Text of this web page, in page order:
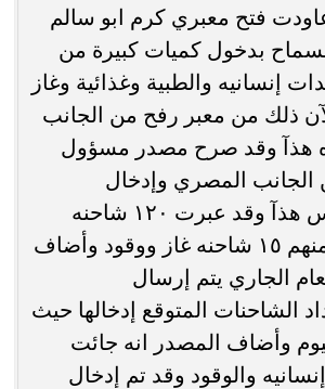
فتح معبري كرم ابو سالم
بدخول كميات كبيرة من
وقد تم تجهيز ٤٥٠ شاحنه مساعدات إنسانيه والطبية وغذائية وغاز
حتى الآن ذلك من معبر رفح من الجانب
هذآ وقد صرح مصدر مسؤول
الجانب المصري وإدخال
المساعدات الإنسانيه منذ الساعه السادسة من فجر اليوم الخميس هذآ وقد عبرت ١٢٠ شاحنه
مساعدات إنسانيه متنوعة من معبر رفح إلى معبر كرم أبو سالم منهم ١٥ شاحنه غاز ووقود وأضاف
مارس من العام الجاري يتم إرسال
الشاحنات المتوقع إدخالها حيث
خلال اليوم وأضاف المصدر انه جائت
٦٠٠ شاحنه مساعدات إنسانيه والوقود وقد تم إدخال